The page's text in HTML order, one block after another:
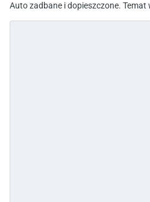
Auto zadbane i dopieszczone. Temat